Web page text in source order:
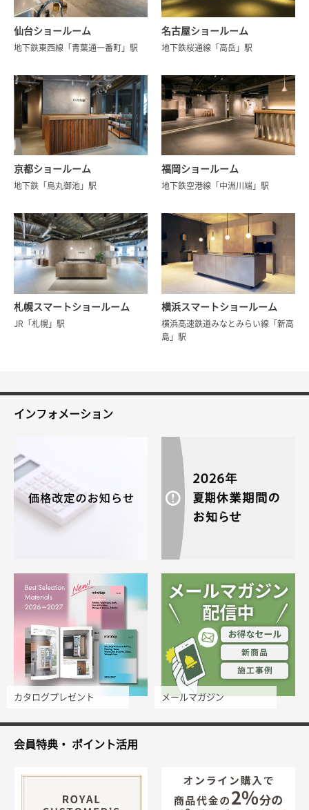
仙台ショールーム
地下鉄東西線「青葉通一番町」駅
名古屋ショールーム
地下鉄桜通線「高岳」駅
京都ショールーム
地下鉄「烏丸御池」駅
福岡ショールーム
地下鉄空港線「中洲川端」駅
札幌スマートショールーム
JR「札幌」駅
横浜スマートショールーム
横浜高速鉄道みなとみらい線「新高
島」駅
インフォメーション
カタログプレゼント メールマガジン
会員特典・ ポイント活用